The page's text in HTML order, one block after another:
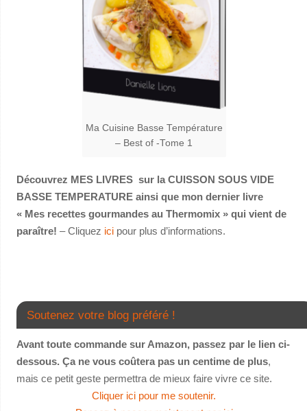
Ma Cuisine Basse Température
– Best of -Tome 1
Découvrez MES LIVRES sur la CUISSON SOUS VIDE
BASSE TEMPERATURE ainsi que mon dernier livre
« Mes recettes gourmandes au Thermomix » qui vient de
paraître! – Cliquez icipour plus d’informations.
Soutenez votre blog préféré !
Avant toute commande sur Amazon, passez par le lien ci-
dessous. Ça ne vous coûtera pas un centime de plus,
mais ce petit geste permettra de mieux faire vivre ce site.
Cliquer ici pour me soutenir.